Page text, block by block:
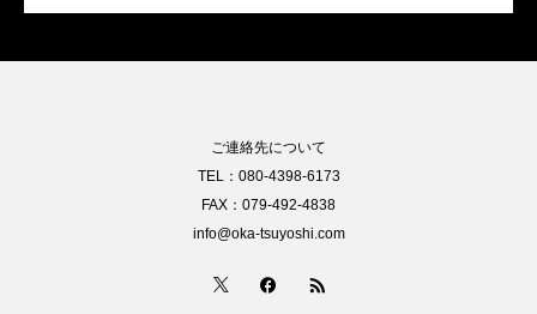
ご連絡先について
TEL：080-4398-6173
FAX：079-492-4838
info@oka-tsuyoshi.com